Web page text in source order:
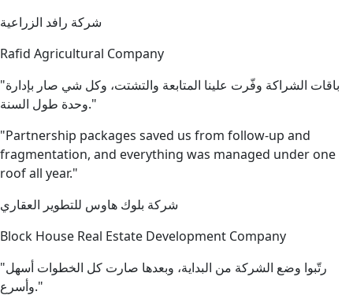
شركة رافد الزراعية
Rafid Agricultural Company
"باقات الشراكة وفّرت علينا المتابعة والتشتت، وكل شي صار بإدارة
وحدة طول السنة."
"Partnership packages saved us from follow-up and
fragmentation, and everything was managed under one
roof all year."
شركة بلوك هاوس للتطوير العقاري
Block House Real Estate Development Company
"رتّبوا وضع الشركة من البداية، وبعدها صارت كل الخطوات أسهل
وأسرع."